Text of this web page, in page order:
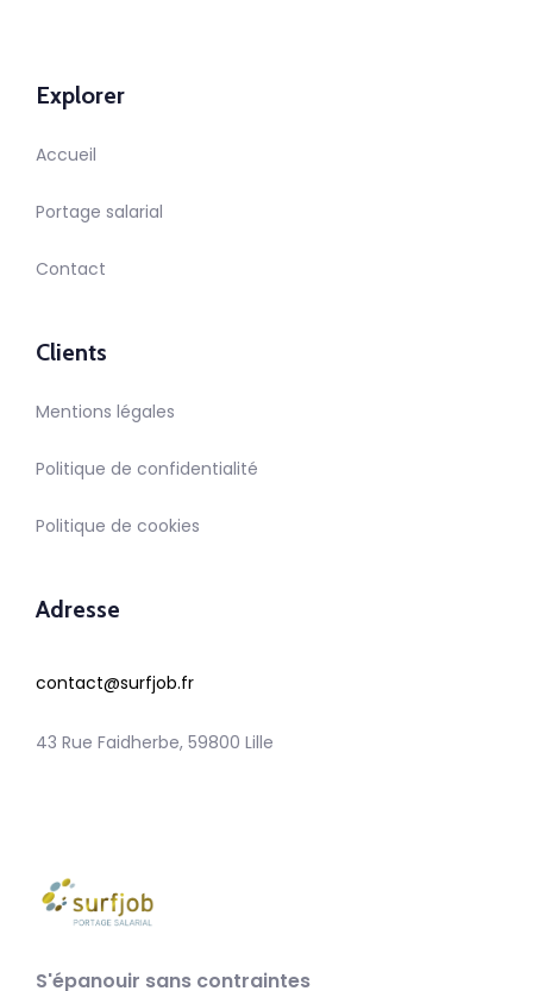
Explorer
Accueil
Portage salarial
Contact
Clients
Mentions légales
Politique de confidentialité
Politique de cookies
Adresse
contact@surfjob.fr
43 Rue Faidherbe, 59800 Lille
S'épanouir sans contraintes